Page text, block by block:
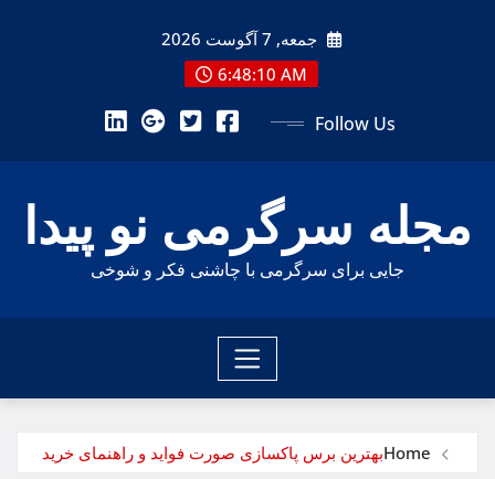
جمعه, 7 آگوست 2026
6:48:12 AM
Follow Us
مجله سرگرمی نو پیدا
جایی برای سرگرمی با چاشنی فکر و شوخی
Homeبهترین برس پاکسازی صورت فواید و راهنمای خرید